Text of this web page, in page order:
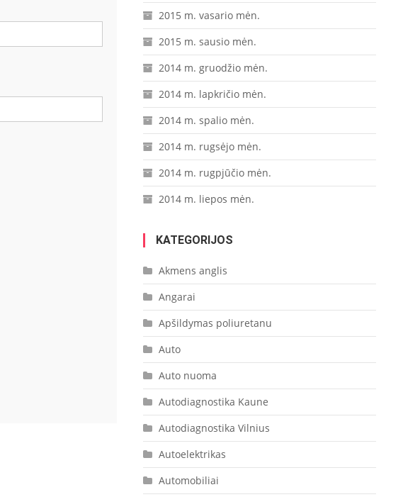
2015 m. vasario mėn.
2015 m. sausio mėn.
2014 m. gruodžio mėn.
2014 m. lapkričio mėn.
2014 m. spalio mėn.
2014 m. rugsėjo mėn.
2014 m. rugpjūčio mėn.
2014 m. liepos mėn.
KATEGORIJOS
Akmens anglis
Angarai
Apšildymas poliuretanu
Auto
Auto nuoma
Autodiagnostika Kaune
Autodiagnostika Vilnius
Autoelektrikas
Automobiliai